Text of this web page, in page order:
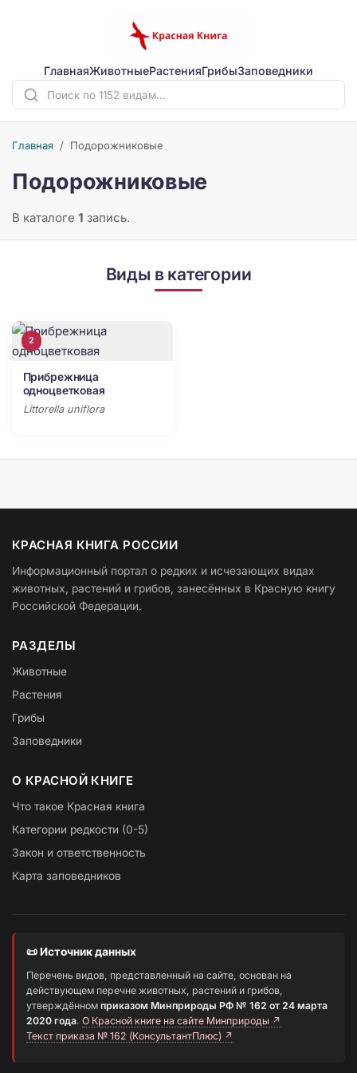
ГлавнаяЖивотныеРастенияГрибыЗаповедники
Главная / Подорожниковые
Подорожниковые
В каталоге 1 запись.
Виды в категории
2
Прибрежница
одноцветковая
Littorella uniflora
КРАСНАЯ КНИГА РОССИИ
Информационный портал о редких и исчезающих видах
животных, растений и грибов, занесённых в Красную книгу
Российской Федерации.
РАЗДЕЛЫ
Животные
Растения
Грибы
Заповедники
О КРАСНОЙ КНИГЕ
Что такое Красная книга
Категории редкости (0-5)
Закон и ответственность
Карта заповедников
📜 Источник данных
Перечень видов, представленный на сайте, основан на
действующем перечне животных, растений и грибов,
утверждённом приказом Минприроды РФ № 162 от 24 марта
2020 года. О Красной книге на сайте Минприроды ↗
Текст приказа № 162 (КонсультантПлюс) ↗